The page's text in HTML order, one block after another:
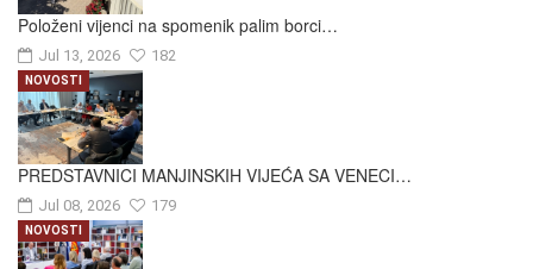
Položeni vijenci na spomenik palim borci…
Jul 13, 2026 182
PREDSTAVNICI MANJINSKIH VIJEĆA SA VENECI…
Jul 08, 2026 179
NOVOSTI
NOVOSTI